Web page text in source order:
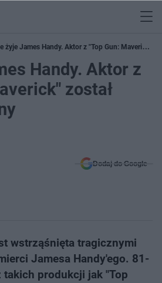
żyje James Handy. Aktor z "Top Gun: Maverick"
Handy. Aktor z
został
Dodaj do Google
wstrząśnięta tragicznymi
Jamesa Handy'ego. 81-
produkcji jak "Top